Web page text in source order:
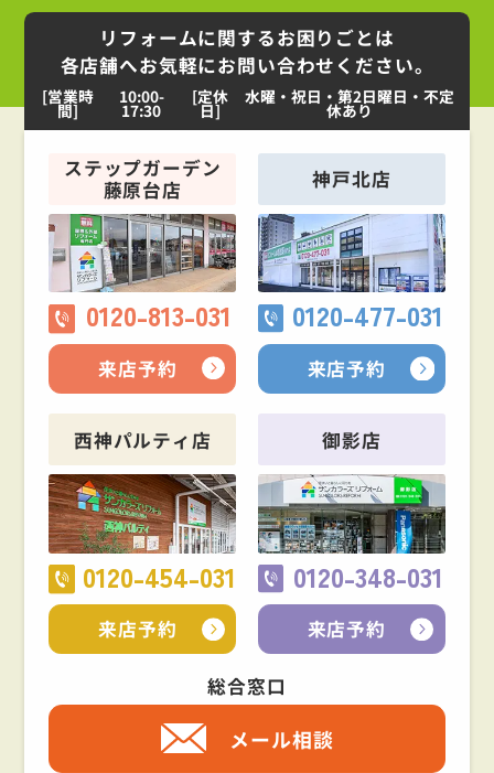
リフォームに関するお困りごとは
各店舗へお気軽にお問い合わせください。
[営業時
間]
10:00-
17:30
[定休
日]
水曜・祝日・第2日曜日・不定
休あり
ステップガーデン
藤原台店
0120-813-031
来店予約
神戸北店
0120-477-031
来店予約
西神パルティ店
0120-454-031
来店予約
御影店
0120-348-031
来店予約
総合窓口
メール相談